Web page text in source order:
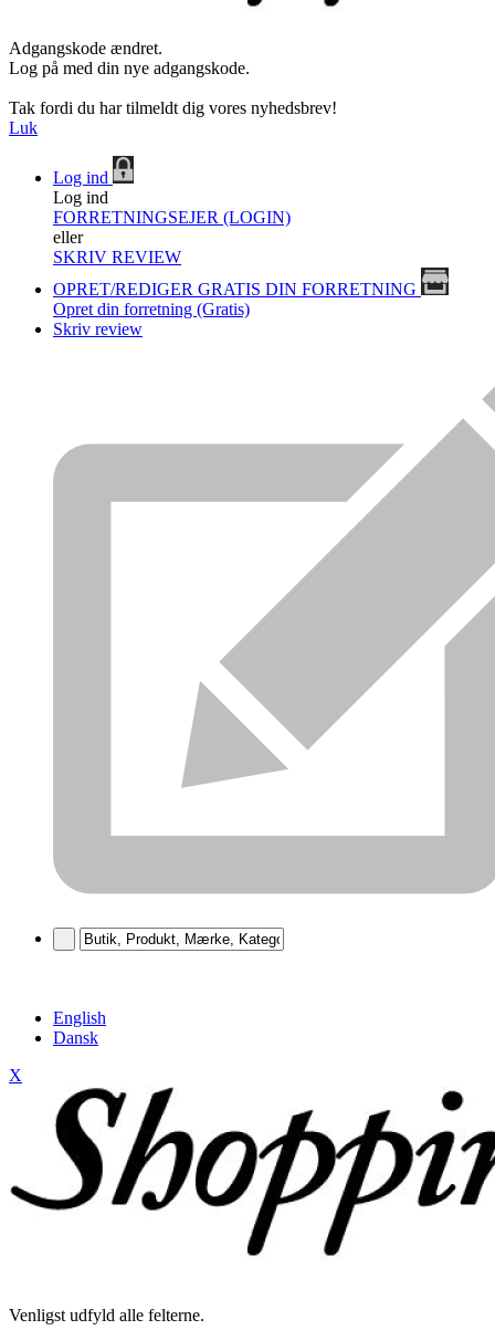
Adgangskode ændret.
Log på med din nye adgangskode.
Tak fordi du har tilmeldt dig vores nyhedsbrev!
Luk
Log ind
Log ind
FORRETNINGSEJER (LOGIN)
eller
SKRIV REVIEW
OPRET/REDIGER GRATIS DIN FORRETNING
Opret din forretning (Gratis)
Skriv review
English
Dansk
X
Venligst udfyld alle felterne.